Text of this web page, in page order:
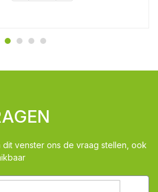
venster ons de vraag stellen, ook